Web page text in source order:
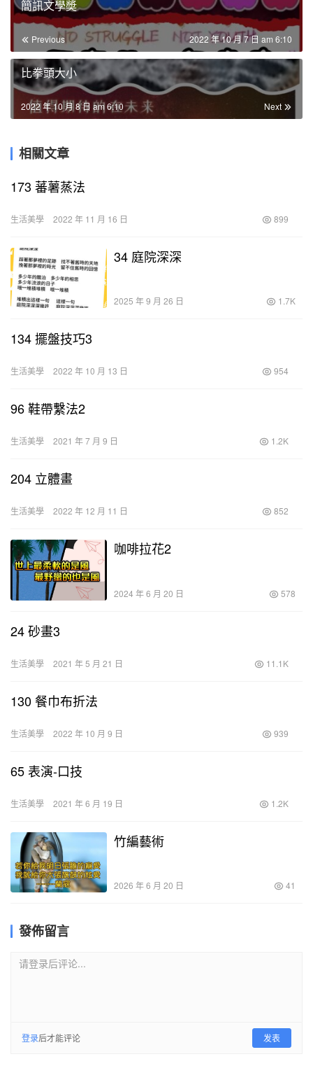
r
e
e
n
簡訊文學奬
Previous 2022 年 10 月 7 日 am 6:10
比拳頭大小
Next
2022 年 10 月 8 日 am 6:10
相關文章
173 蕃薯蒸法
生活美學 2022 年 11 月 16 日 899
34 庭院深深
2025 年 9 月 26 日 1.7K
134 擺盤技巧3
生活美學 2022 年 10 月 13 日 954
96 鞋帶繫法2
生活美學 2021 年 7 月 9 日 1.2K
204 立體畫
生活美學 2022 年 12 月 11 日 852
咖啡拉花2
2024 年 6 月 20 日 578
24 砂畫3
生活美學 2021 年 5 月 21 日 11.1K
130 餐巾布折法
生活美學 2022 年 10 月 9 日 939
65 表演-口技
生活美學 2021 年 6 月 19 日 1.2K
竹編藝術
2026 年 6 月 20 日 41
發佈留言
请登录后评论...
登录后才能评论 发表